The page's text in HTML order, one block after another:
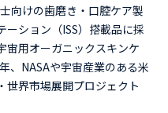
向けの歯磨き・口腔ケア製
ーション（ISS）搭載品に採
宙用オーガニックスキンケ
、NASAや宇宙産業のある米
世界市場展開プロジェクト